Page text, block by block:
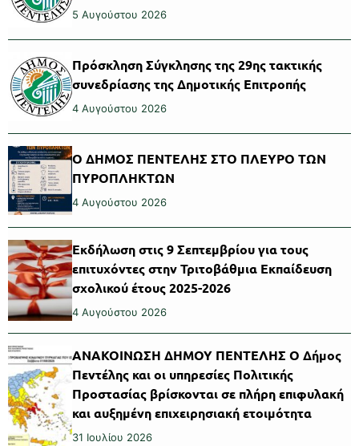
5 Αυγούστου 2026
Πρόσκληση Σύγκλησης της 29ης τακτικής
συνεδρίασης της Δημοτικής Επιτροπής
4 Αυγούστου 2026
Ο ΔΗΜΟΣ ΠΕΝΤΕΛΗΣ ΣΤΟ ΠΛΕΥΡΟ ΤΩΝ
ΠΥΡΟΠΛΗΚΤΩΝ
4 Αυγούστου 2026
Εκδήλωση στις 9 Σεπτεμβρίου για τους
επιτυχόντες στην Τριτοβάθμια Εκπαίδευση
σχολικού έτους 2025-2026
4 Αυγούστου 2026
ΑΝΑΚΟΙΝΩΣΗ ΔΗΜΟΥ ΠΕΝΤΕΛΗΣ Ο Δήμος
Πεντέλης και οι υπηρεσίες Πολιτικής
Προστασίας βρίσκονται σε πλήρη επιφυλακή
και αυξημένη επιχειρησιακή ετοιμότητα
31 Ιουλίου 2026